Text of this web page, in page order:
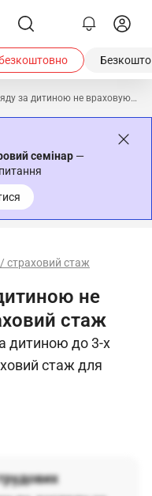
Які роки догляду за дитиною не враховуються в страховий стаж
семінар —
/ страховий стаж
не
стаж
дитиною до 3-х
стаж для